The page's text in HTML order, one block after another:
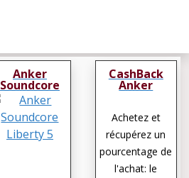
Anker
Soundcore
Liberty 5
CashBack
Anker
Achetez et
récupérez un
pourcentage de
l'achat: le